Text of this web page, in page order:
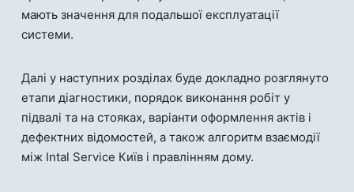
мають значення для подальшої експлуатації
системи.
Далі у наступних розділах буде докладно розглянуто
етапи діагностики, порядок виконання робіт у
підвалі та на стояках, варіанти оформлення актів і
дефектних відомостей, а також алгоритм взаємодії
між Intal Service Київ і правлінням дому.